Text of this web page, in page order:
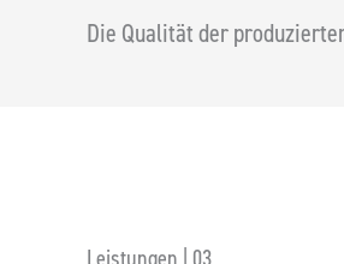
Die Qualität der